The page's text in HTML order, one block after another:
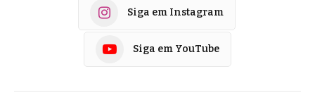
Siga em Instagram
Siga em YouTube